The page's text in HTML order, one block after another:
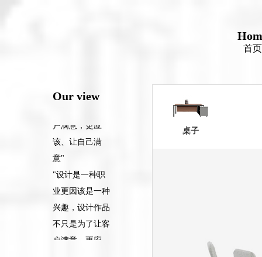
首页
Our view
不只是为了让客
该、让自己满
意"
"设计是一种职
业更因该是一种
兴趣，设计作品
不只是为了让客
户满意，更应
桌子